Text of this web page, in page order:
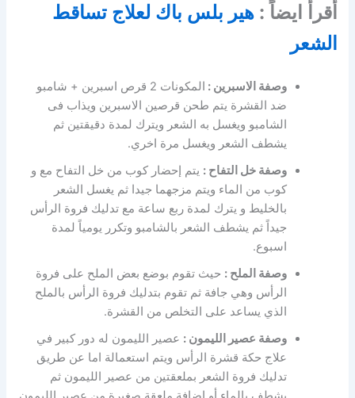
أقرأ ايضاً :هير بلس باك لعلاج تساقط
الشعر
وصفة الاسبرين :
المكونات 2 قرص اسبرين + شامبو
ضد القشرة يتم طحن قرصين الاسبرين ويذاب فى
الشامبو ويغسل به الشعر ويترك لمدة دقيقتين ثم
يشطف الشعر ويغسل مرة اخري.
وصفة خل التفاح : يتم إحضار كوب من خل التفاح مع و
كوب من الماء ويتم مزجهما جيدا ثم يغسل الشعر
بالخليط و يترك لمدة ربع ساعة مع تدليك فروة الرأس
جيداً ثم يشطف الشعر بالشامبو وتكرر يومياً لمدة
اسبوع.
وصفة الملح : حيث تقوم بوضع بعض الملح على فروة
الرأس وهي جافة ثم تقوم بتدليك فروة الرأس بالملح
الذي يساعد على التخلص من القشرة.
وصفة عصير الليمون : عصير الليمون له دور كبير في
علاج حكة قشرة الرأس ويتم استعمالة اما عن طريق
تدليك فروة الشعر بملعقتين من عصير الليمون ثم